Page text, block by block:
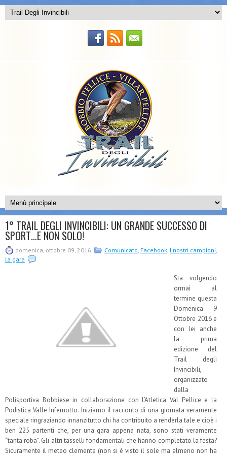
1° TRAIL DEGLI INVINCIBILI: UN GRANDE SUCCESSO DI
SPORT…E NON SOLO!
domenica, ottobre 09, 2016 Comunicato, Facebook, I nostri campioni,
la gara
Sta volgendo
ormai al
termine questa
Domenica 9
Ottobre 2016 e
con lei anche
la prima
edizione del
Trail degli
Invincibili,
organizzato
dalla
Polisportiva Bobbiese in collaborazione con l’Atletica Val Pellice e la
Podistica Valle Infernotto. Iniziamo il racconto di una giornata veramente
speciale ringraziando innanzitutto chi ha contribuito a renderla tale e cioè i
ben 225 partenti che, per una gara appena nata, sono stati veramente
“tanta roba”. Gli altri tasselli fondamentali che hanno completato la festa?
Sicuramente il meteo clemente (non si è visto il sole ma almeno non ha